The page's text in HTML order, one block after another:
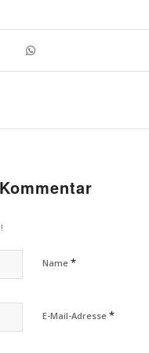
Name *
E-Mail-Adresse *